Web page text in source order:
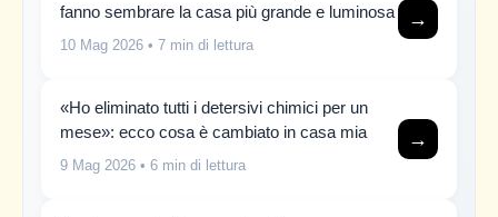
fanno sembrare la casa più grande e luminosa
10 Mag 2026 • 7 min di lettura
→
«Ho eliminato tutti i detersivi chimici per un
mese»: ecco cosa è cambiato in casa mia
9 Mag 2026 • 6 min di lettura
→